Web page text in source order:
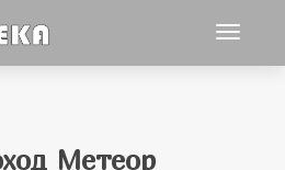
Метеор